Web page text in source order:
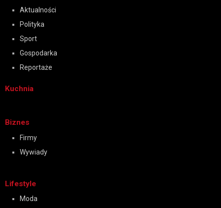
Aktualności
Polityka
Sport
Gospodarka
Reportaże
Kuchnia
Biznes
Firmy
Wywiady
Lifestyle
Moda